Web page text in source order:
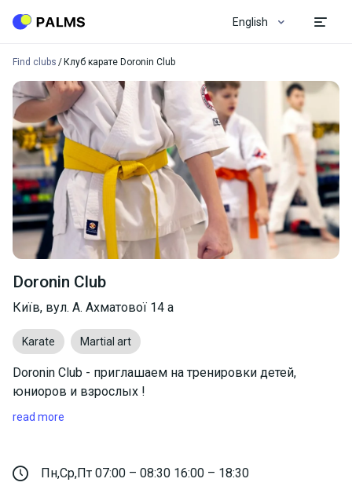
English
Find clubs Клуб карате Doronin Club
Doronin Club
Київ, вул. А. Ахматової 14 а
Karate Martial art
Doronin Club - приглашаем на тренировки детей,
юниоров и взрослых !
read more
Пн,Ср,Пт 07:00 – 08:30 16:00 – 18:30